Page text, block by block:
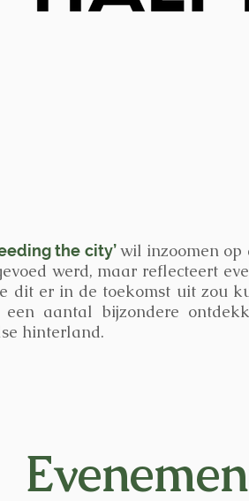
the city’wil inzoomen op
werd, maar reflecteert
dit er in de toekomst uit zou
aantal bijzondere
hinterland.